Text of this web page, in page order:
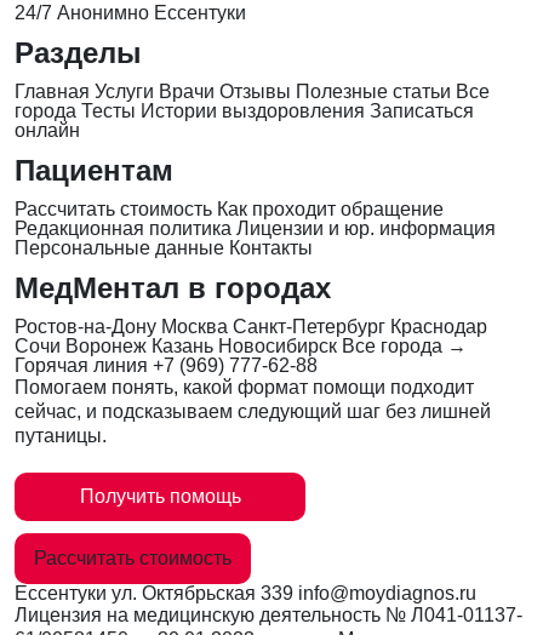
24/7 Анонимно Ессентуки
Разделы
Главная Услуги Врачи Отзывы Полезные статьи Все
города Тесты Истории выздоровления Записаться
онлайн
Пациентам
Рассчитать стоимость Как проходит обращение
Редакционная политика Лицензии и юр. информация
Персональные данные Контакты
МедМентал в городах
Ростов-на-Дону Москва Санкт-Петербург Краснодар
Сочи Воронеж Казань Новосибирск Все города →
Горячая линия +7 (969) 777-62-88
Помогаем понять, какой формат помощи подходит
сейчас, и подсказываем следующий шаг без лишней
путаницы.
Получить помощь
Рассчитать стоимость
Ессентуки ул. Октябрьская 339 info@moydiagnos.ru
Лицензия на медицинскую деятельность № Л041-01137-